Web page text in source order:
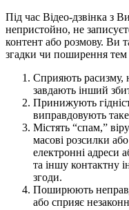
Під час Відео-дзвінка з
непристойно, не
контент або розмову. Ви
згадки чи поширення тем
Сприяють расизму,
завдають інший
Принижують
виправдовують
Містять “спам,”
масові розсилки
електронні адреси
та іншу контактну
згоди.
Поширюють
або сприяє